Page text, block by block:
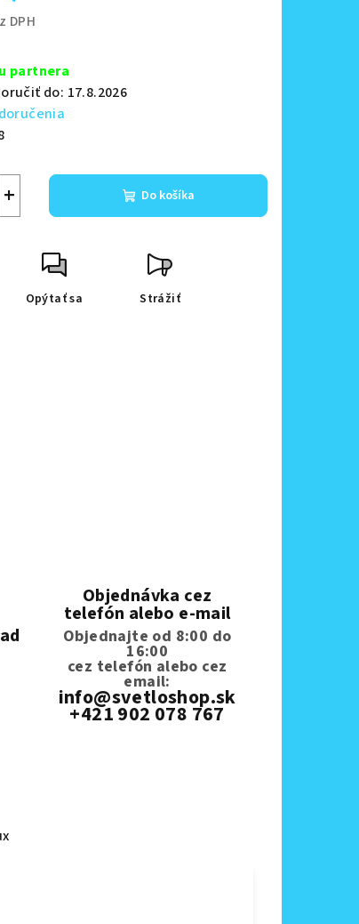
DPH
partnera
do: 17.8.2026
+ Do košíka
Opýtať sa Strážiť
Objednávka cez
telefón alebo e-mail
Objednajte od 8:00 do
16:00
cez telefón alebo cez
email:
info@svetloshop.sk
+421 902 078 767